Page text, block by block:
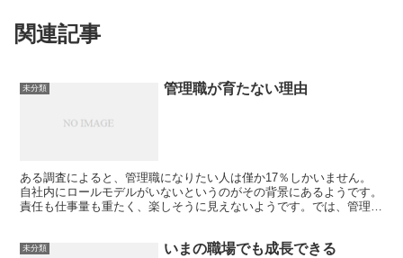
関連記事
未分類 管理職が育たない理由
ある調査によると、管理職になりたい人は僅か17％しかいません。
自社内にロールモデルがいないというのがその背景にあるようです。
責任も仕事量も重たく、楽しそうに見えないようです。では、管理職
未分類 いまの職場でも成長できる